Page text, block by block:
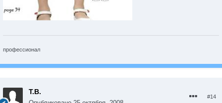
профессионал
Т.В.
#14